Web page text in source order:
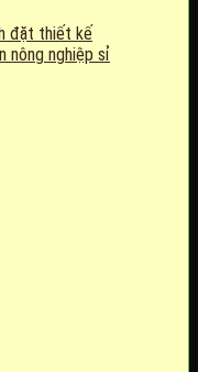
đặt thiết kế
nông nghiệp sỉ